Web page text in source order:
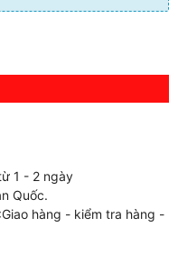
1 - 2 ngày
Quốc.
hàng - kiểm tra hàng -